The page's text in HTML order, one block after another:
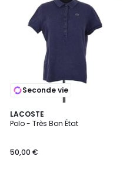
Seconde vie
LACOSTE
Polo - Très Bon État
50,00 €